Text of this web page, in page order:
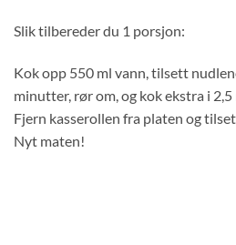
Slik tilbereder du 1 porsjon:
Kok opp 550 ml vann, tilsett
minutter, rør om, og kok ekstra i
Fjern kasserollen fra platen og
Nyt maten!